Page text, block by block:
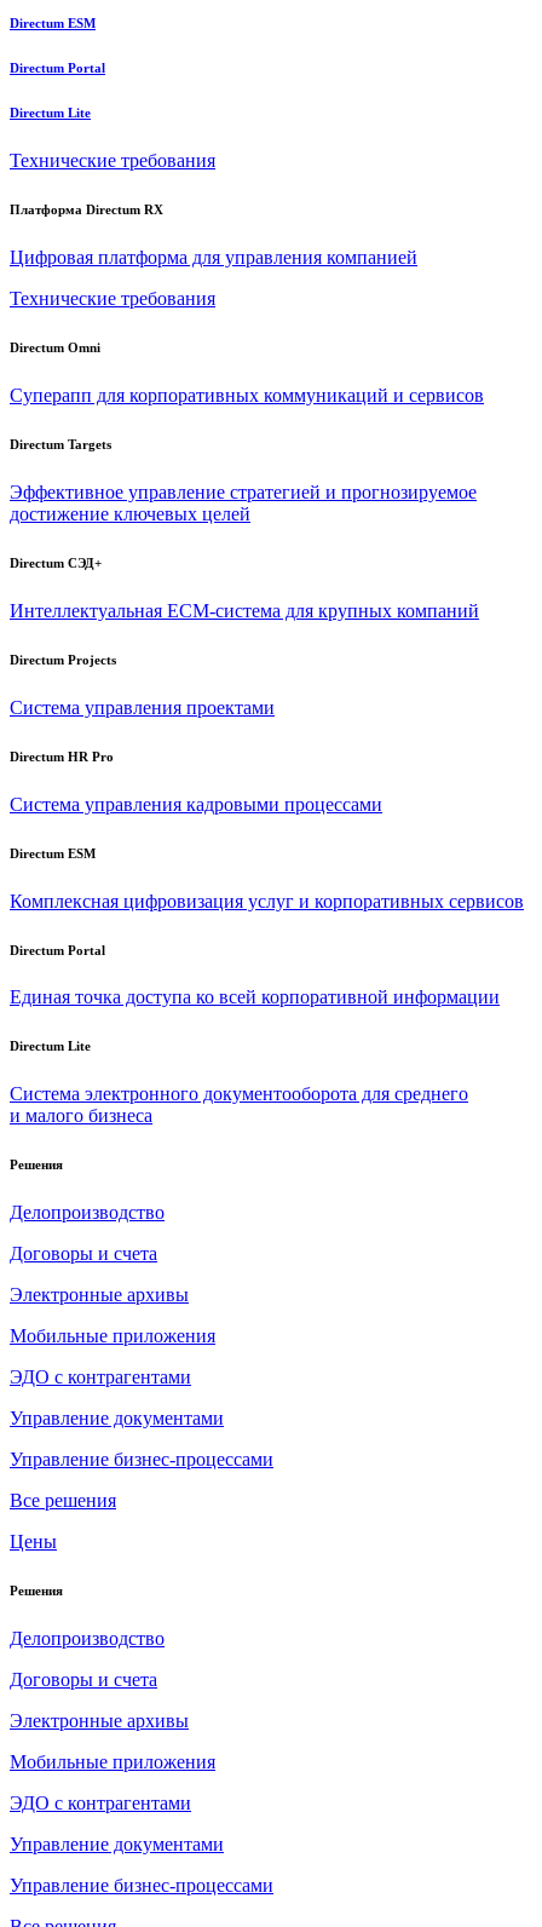
Directum ESM
Directum Portal
Directum Lite
Технические требования
Платформа Directum RX
Цифровая платформа для управления компанией
Технические требования
Directum Omni
Суперапп для корпоративных коммуникаций и сервисов
Directum Targets
Эффективное управление стратегией и прогнозируемое
достижение ключевых целей
Directum СЭД+
Интеллектуальная ECM-система для крупных компаний
Directum Projects
Система управления проектами
Directum HR Pro
Система управления кадровыми процессами
Directum ESM
Комплексная цифровизация услуг и корпоративных сервисов
Directum Portal
Единая точка доступа ко всей корпоративной информации
Directum Lite
Система электронного документооборота для среднего
и малого бизнеса
Решения
Делопроизводство
Договоры и счета
Электронные архивы
Мобильные приложения
ЭДО с контрагентами
Управление документами
Управление бизнес-процессами
Все решения
Цены
Решения
Делопроизводство
Договоры и счета
Электронные архивы
Мобильные приложения
ЭДО с контрагентами
Управление документами
Управление бизнес-процессами